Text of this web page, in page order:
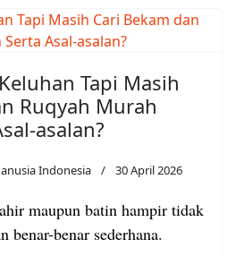
Tapi Masih
Ruqyah Murah
asalan?
Indonesia 30 April 2026
maupun batin hampir tidak
benar-benar sederhana.